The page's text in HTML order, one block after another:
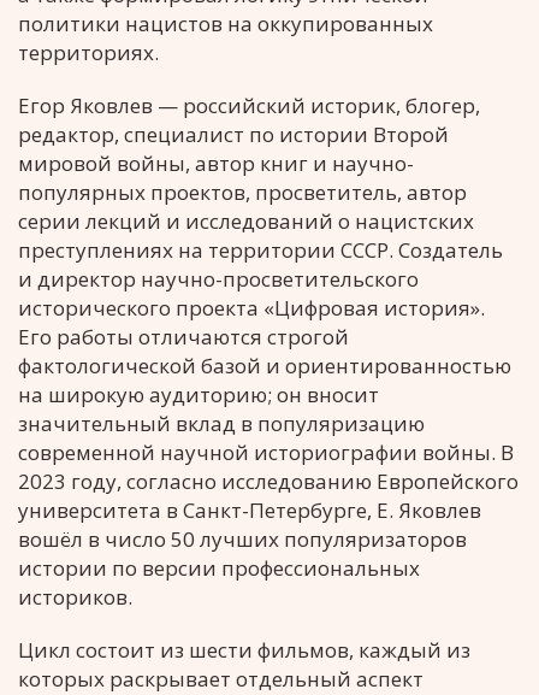
политики нацистов на оккупированных
территориях.
Егор Яковлев — российский историк, блогер,
редактор, специалист по истории Второй
мировой войны, автор книг и научно-
популярных проектов, просветитель, автор
серии лекций и исследований о нацистских
преступлениях на территории СССР. Создатель
и директор научно-просветительского
исторического проекта «Цифровая история».
Его работы отличаются строгой
фактологической базой и ориентированностью
на широкую аудиторию; он вносит
значительный вклад в популяризацию
современной научной историографии войны. В
2023 году, согласно исследованию Европейского
университета в Санкт-Петербурге, Е. Яковлев
вошёл в число 50 лучших популяризаторов
истории по версии профессиональных
историков.
Цикл состоит из шести фильмов, каждый из
которых раскрывает отдельный аспект